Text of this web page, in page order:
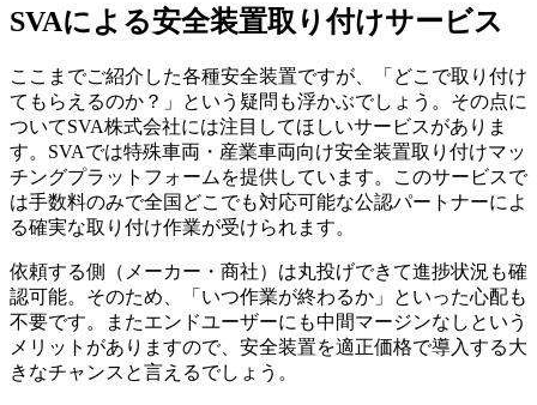
SVAによる安全装置取り付けサービス
ここまでご紹介した各種安全装置ですが、「どこで取り付け
てもらえるのか？」という疑問も浮かぶでしょう。その点に
ついてSVA株式会社には注目してほしいサービスがありま
す。SVAでは特殊車両・産業車両向け安全装置取り付けマッ
チングプラットフォームを提供しています。このサービスで
は手数料のみで全国どこでも対応可能な公認パートナーによ
る確実な取り付け作業が受けられます。
依頼する側（メーカー・商社）は丸投げできて進捗状況も確
認可能。そのため、「いつ作業が終わるか」といった心配も
不要です。またエンドユーザーにも中間マージンなしという
メリットがありますので、安全装置を適正価格で導入する大
きなチャンスと言えるでしょう。